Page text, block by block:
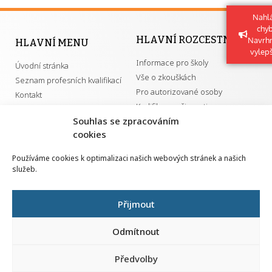
Souhlas se zpracováním
cookies
Používáme cookies k optimalizaci našich webových stránek a našich
služeb.
Přijmout
Odmítnout
Předvolby
HLAVNÍ MENU
Úvodní stránka
Seznam profesních kvalifikací
Kontakt
HLAVNÍ ROZCESTNÍK
Informace pro školy
Vše o zkouškách
Pro autorizované osoby
Kvalifikace a živnosti
GDPR
Národní pedagogický institut ČR
Senovážné náměstí 25
110 00 Praha 1